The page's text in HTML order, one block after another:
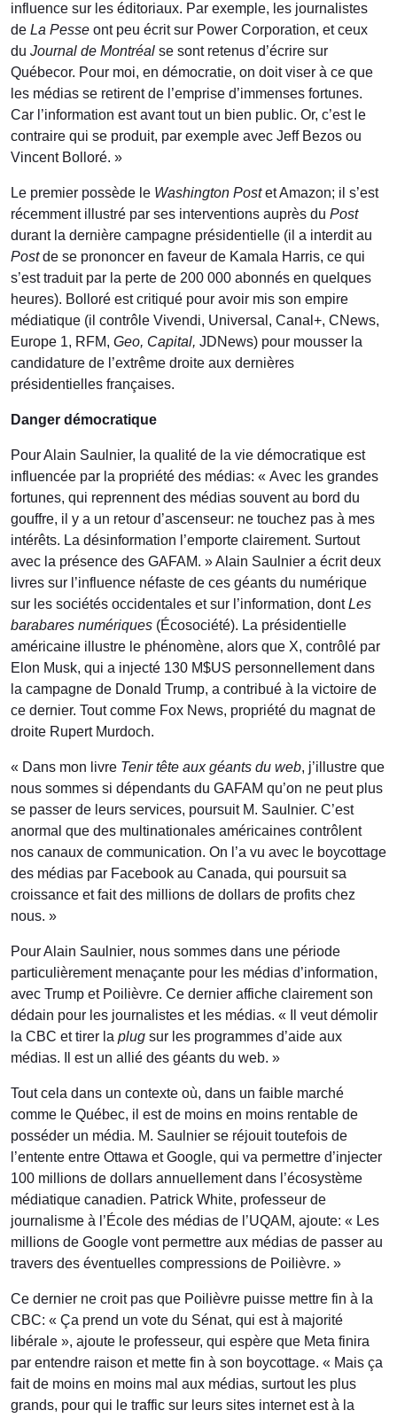
influence sur les éditoriaux. Par exemple, les journalistes
de La Pesse ont peu écrit sur Power Corporation, et ceux
du Journal de Montréal se sont retenus d’écrire sur
Québecor. Pour moi, en démocratie, on doit viser à ce que
les médias se retirent de l’emprise d’immenses fortunes.
Car l’information est avant tout un bien public. Or, c’est le
contraire qui se produit, par exemple avec Jeff Bezos ou
Vincent Bolloré. »
Le premier possède le Washington Postet Amazon; il s’est
récemment illustré par ses interventions auprès du Post
durant la dernière campagne présidentielle (il a interdit au
Postde se prononcer en faveur de Kamala Harris, ce qui
s’est traduit par la perte de 200 000 abonnés en quelques
heures). Bolloré est critiqué pour avoir mis son empire
médiatique (il contrôle Vivendi, Universal, Canal+, CNews,
Europe 1, RFM, Geo, Capital, JDNews) pour mousser la
candidature de l’extrême droite aux dernières
présidentielles françaises.
Danger démocratique
Pour Alain Saulnier, la qualité de la vie démocratique est
influencée par la propriété des médias: « Avec les grandes
fortunes, qui reprennent des médias souvent au bord du
gouffre, il y a un retour d’ascenseur: ne touchez pas à mes
intérêts. La désinformation l’emporte clairement. Surtout
avec la présence des GAFAM. » Alain Saulnier a écrit deux
livres sur l’influence néfaste de ces géants du numérique
sur les sociétés occidentales et sur l’information, dontLes
barabares numériques (Écosociété). La présidentielle
américaine illustre le phénomène, alors que X, contrôlé par
Elon Musk, qui a injecté 130 M$US personnellement dans
la campagne de Donald Trump, a contribué à la victoire de
ce dernier. Tout comme Fox News, propriété du magnat de
droite Rupert Murdoch.
« Dans mon livre Tenir tête aux géants du web, j’illustre que
nous sommes si dépendants du GAFAM qu’on ne peut plus
se passer de leurs services, poursuit M. Saulnier. C’est
anormal que des multinationales américaines contrôlent
nos canaux de communication. On l’a vu avec le boycottage
des médias par Facebook au Canada, qui poursuit sa
croissance et fait des millions de dollars de profits chez
nous. »
Pour Alain Saulnier, nous sommes dans une période
particulièrement menaçante pour les médias d’information,
avec Trump et Poilièvre. Ce dernier affiche clairement son
dédain pour les journalistes et les médias. « Il veut démolir
la CBC et tirer la plug sur les programmes d’aide aux
médias. Il est un allié des géants du web. »
Tout cela dans un contexte où, dans un faible marché
comme le Québec, il est de moins en moins rentable de
posséder un média. M. Saulnier se réjouit toutefois de
l’entente entre Ottawa et Google, qui va permettre d’injecter
100 millions de dollars annuellement dans l’écosystème
médiatique canadien. Patrick White, professeur de
journalisme à l’École des médias de l’UQAM, ajoute: « Les
millions de Google vont permettre aux médias de passer au
travers des éventuelles compressions de Poilièvre. »
Ce dernier ne croit pas que Poilièvre puisse mettre fin à la
CBC: « Ça prend un vote du Sénat, qui est à majorité
libérale », ajoute le professeur, qui espère que Meta finira
par entendre raison et mette fin à son boycottage. « Mais ça
fait de moins en moins mal aux médias, surtout les plus
grands, pour qui le traffic sur leurs sites internet est à la